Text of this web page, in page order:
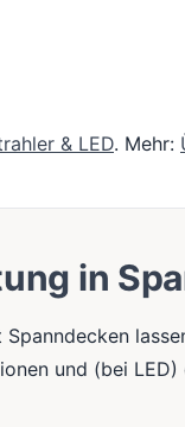
& LED. Mehr:
in
und (bei